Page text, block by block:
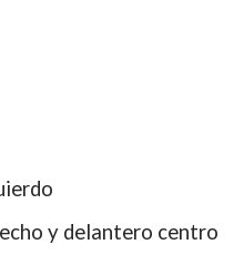
y delantero centro